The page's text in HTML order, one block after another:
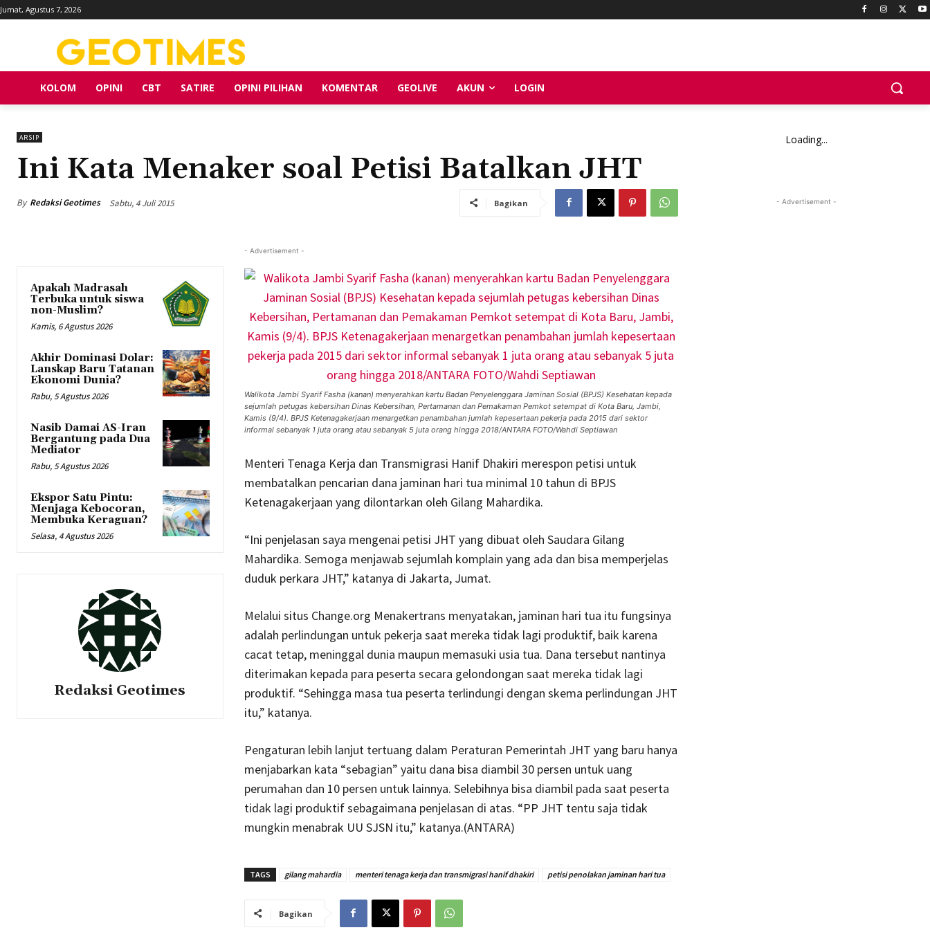
Jumat, Agustus 7, 2026
KOLOM OPINI CBT SATIRE OPINI PILIHAN KOMENTAR GEOLIVE AKUN LOGIN
ARSIP
Ini Kata Menaker soal Petisi Batalkan JHT
By Redaksi Geotimes Sabtu, 4 Juli 2015 Bagikan
Apakah Madrasah
Terbuka untuk siswa
non-Muslim?
Kamis, 6 Agustus 2026
Akhir Dominasi Dolar:
Lanskap Baru Tatanan
Ekonomi Dunia?
Rabu, 5 Agustus 2026
Nasib Damai AS-Iran
Bergantung pada Dua
Mediator
Rabu, 5 Agustus 2026
Ekspor Satu Pintu:
Menjaga Kebocoran,
Membuka Keraguan?
Selasa, 4 Agustus 2026
Redaksi Geotimes
- Advertisement -
Walikota Jambi Syarif Fasha (kanan) menyerahkan kartu Badan Penyelenggara Jaminan Sosial (BPJS) Kesehatan kepada
sejumlah petugas kebersihan Dinas Kebersihan, Pertamanan dan Pemakaman Pemkot setempat di Kota Baru, Jambi,
Kamis (9/4). BPJS Ketenagakerjaan menargetkan penambahan jumlah kepesertaan pekerja pada 2015 dari sektor
informal sebanyak 1 juta orang atau sebanyak 5 juta orang hingga 2018/ANTARA FOTO/Wahdi Septiawan
Menteri Tenaga Kerja dan Transmigrasi Hanif Dhakiri merespon petisi untuk
membatalkan pencarian dana jaminan hari tua minimal 10 tahun di BPJS
Ketenagakerjaan yang dilontarkan oleh Gilang Mahardika.
“Ini penjelasan saya mengenai petisi JHT yang dibuat oleh Saudara Gilang
Mahardika. Semoga menjawab sejumlah komplain yang ada dan bisa memperjelas
duduk perkara JHT,” katanya di Jakarta, Jumat.
Melalui situs Change.org Menakertrans menyatakan, jaminan hari tua itu fungsinya
adalah perlindungan untuk pekerja saat mereka tidak lagi produktif, baik karena
cacat tetap, meninggal dunia maupun memasuki usia tua. Dana tersebut nantinya
diterimakan kepada para peserta secara gelondongan saat mereka tidak lagi
produktif. “Sehingga masa tua peserta terlindungi dengan skema perlindungan JHT
itu,” katanya.
Pengaturan lebih lanjut tertuang dalam Peraturan Pemerintah JHT yang baru hanya
menjabarkan kata “sebagian” yaitu dana bisa diambil 30 persen untuk uang
perumahan dan 10 persen untuk lainnya. Selebihnya bisa diambil pada saat peserta
tidak lagi produktif sebagaimana penjelasan di atas. “PP JHT tentu saja tidak
mungkin menabrak UU SJSN itu,” katanya.(ANTARA)
TAGS gilang mahardia menteri tenaga kerja dan transmigrasi hanif dhakiri petisi penolakan jaminan hari tua
Bagikan
Loading...
- Advertisement -